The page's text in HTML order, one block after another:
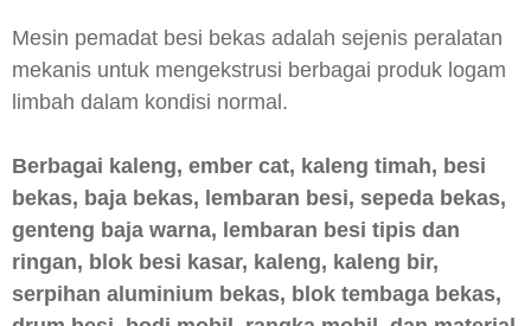
Mesin pemadat besi bekas adalah sejenis peralatan
mekanis untuk mengekstrusi berbagai produk logam
limbah dalam kondisi normal.
Berbagai kaleng, ember cat, kaleng timah, besi
bekas, baja bekas, lembaran besi, sepeda bekas,
genteng baja warna, lembaran besi tipis dan
ringan, blok besi kasar, kaleng, kaleng bir,
serpihan aluminium bekas, blok tembaga bekas,